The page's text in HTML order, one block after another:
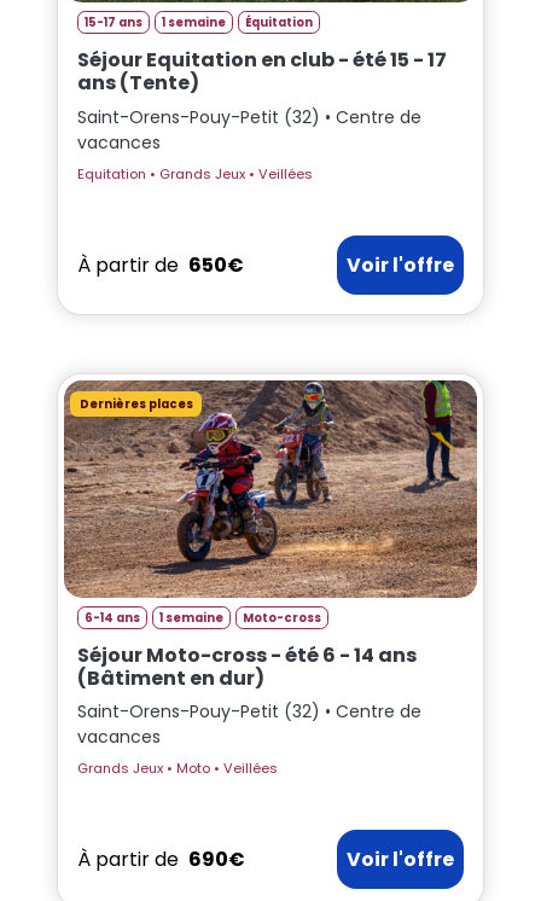
15-17 ans 1 semaine Équitation
Séjour Equitation en club - été 15 - 17
ans (Tente)
Saint-Orens-Pouy-Petit (32) • Centre de
vacances
Equitation • Grands Jeux • Veillées
À partir de 650€ Voir l'offre
Dernières places
6-14 ans 1 semaine Moto-cross
Séjour Moto-cross - été 6 - 14 ans
(Bâtiment en dur)
Saint-Orens-Pouy-Petit (32) • Centre de
vacances
Grands Jeux • Moto • Veillées
À partir de 690€ Voir l'offre